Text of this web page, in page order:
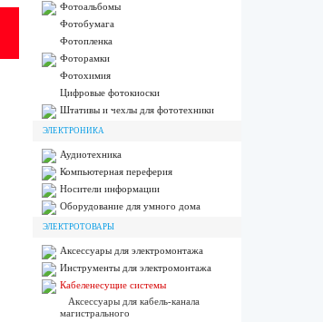
Фотоальбомы
Фотобумага
Фотопленка
Фоторамки
Фотохимия
Цифровые фотокиоски
Штативы и чехлы для фототехники
ЭЛЕКТРОНИКА
Аудиотехника
Компьютерная переферия
Носители информации
Оборудование для умного дома
ЭЛЕКТРОТОВАРЫ
Аксессуары для электромонтажа
Инструменты для электромонтажа
Кабеленесущие системы
Аксессуары для кабель-канала
магистрального